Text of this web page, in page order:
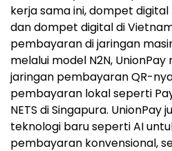
kerja sama ini, dompet
dan dompet digital di
pembayaran di jaringan
melalui model N2N,
jaringan pembayaran QR-
pembayaran lokal seperti
NETS di Singapura.
teknologi baru seperti AI
pembayaran konvensional,